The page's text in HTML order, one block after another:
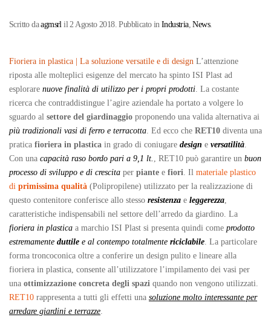
Scritto daagmsrlil2 Agosto 2018. Pubblicato inIndustria,News.
Fioriera in plastica | La soluzione versatile e di design L’attenzione
riposta alle molteplici esigenze del mercato ha spinto ISI Plast ad
esplorare nuove finalità di utilizzo per i propri prodotti. La costante
ricerca che contraddistingue l’agire aziendale ha portato a volgere lo
sguardo al settore del giardinaggio proponendo una valida alternativa ai
più tradizionali vasi di ferro e terracotta. Ed ecco che RET10 diventa una
pratica fioriera in plastica in grado di coniugare design e versatilità.
Con una capacità raso bordo pari a 9,1 lt. , RET10 può garantire un buon
processo di sviluppo e di crescita per piante e fiori. Il materiale plastico
di primissima qualità (Polipropilene) utilizzato per la realizzazione di
questo contenitore conferisce allo stesso resistenza e leggerezza,
caratteristiche indispensabili nel settore dell’arredo da giardino. La
fioriera in plastica a marchio ISI Plast si presenta quindi come prodotto
estremamente duttile e al contempo totalmente riciclabile. La particolare
forma troncoconica oltre a conferire un design pulito e lineare alla
fioriera in plastica, consente all’utilizzatore l’impilamento dei vasi per
una ottimizzazione concreta degli spazi quando non vengono utilizzati.
RET10 rappresenta a tutti gli effetti una soluzione molto interessante per
arredare giardini e terrazze.